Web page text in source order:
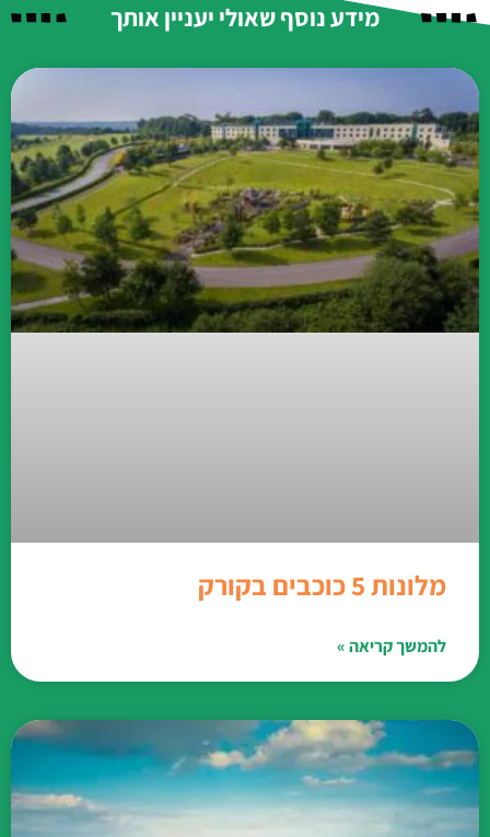
מידע נוסף שאולי יעניין אותך
מלונות 5 כוכבים בקורק
להמשך קריאה »